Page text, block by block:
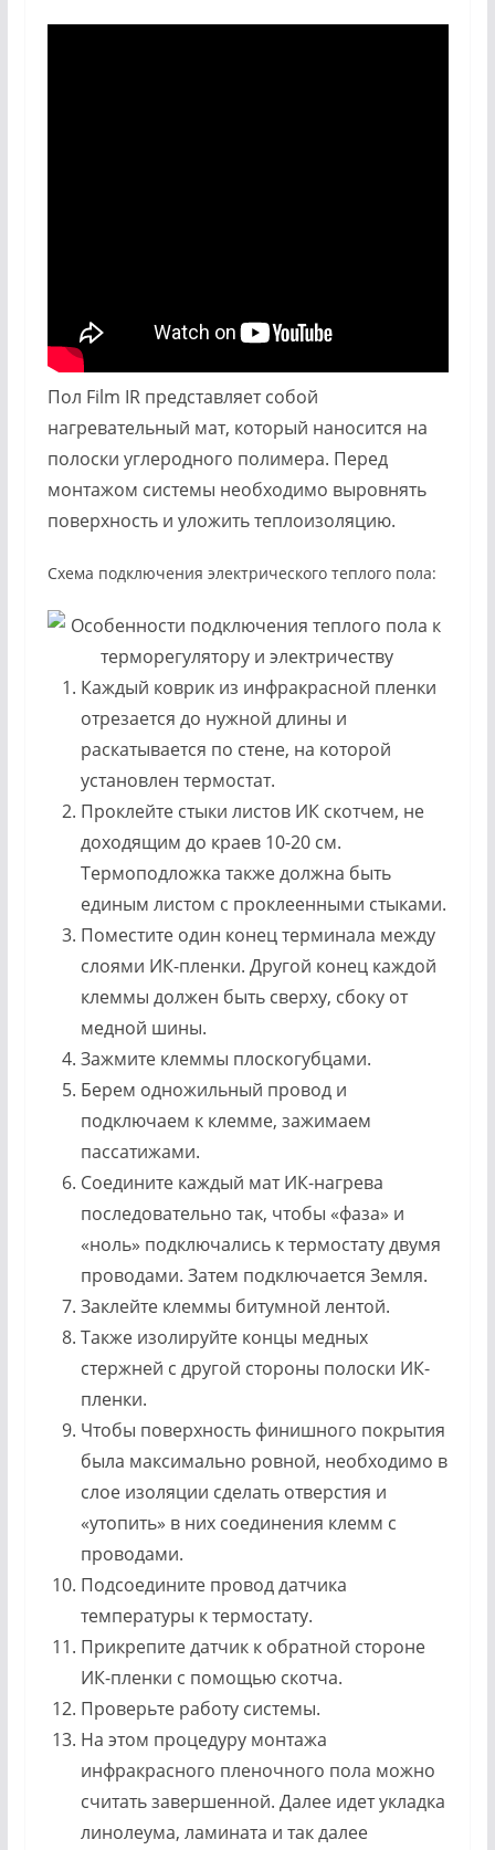
Пол Film IR представляет собой
нагревательный мат, который наносится на
полоски углеродного полимера. Перед
монтажом системы необходимо выровнять
поверхность и уложить теплоизоляцию.
Схема подключения электрического теплого пола:
Каждый коврик из инфракрасной пленки
отрезается до нужной длины и
раскатывается по стене, на которой
установлен термостат.
Проклейте стыки листов ИК скотчем, не
доходящим до краев 10-20 см.
Термоподложка также должна быть
единым листом с проклеенными стыками.
Поместите один конец терминала между
слоями ИК-пленки. Другой конец каждой
клеммы должен быть сверху, сбоку от
медной шины.
Зажмите клеммы плоскогубцами.
Берем одножильный провод и
подключаем к клемме, зажимаем
пассатижами.
Соедините каждый мат ИК-нагрева
последовательно так, чтобы «фаза» и
«ноль» подключались к термостату двумя
проводами. Затем подключается Земля.
Заклейте клеммы битумной лентой.
Также изолируйте концы медных
стержней с другой стороны полоски ИК-
пленки.
Чтобы поверхность финишного покрытия
была максимально ровной, необходимо в
слое изоляции сделать отверстия и
«утопить» в них соединения клемм с
проводами.
Подсоедините провод датчика
температуры к термостату.
Прикрепите датчик к обратной стороне
ИК-пленки с помощью скотча.
Проверьте работу системы.
На этом процедуру монтажа
инфракрасного пленочного пола можно
считать завершенной. Далее идет укладка
линолеума, ламината и так далее